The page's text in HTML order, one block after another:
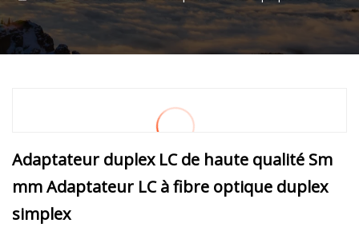
Adaptateur duplex LC de haute qualité Sm
mm Adaptateur LC à fibre optique duplex
simplex